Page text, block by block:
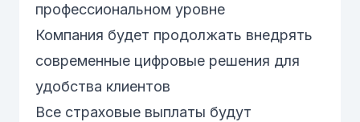
профессиональном уровне
Компания будет продолжать внедрять
современные цифровые решения для
удобства клиентов
Все страховые выплаты будут